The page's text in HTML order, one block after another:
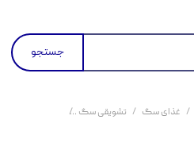
جستجو
غذای سگ تشویقی سگ